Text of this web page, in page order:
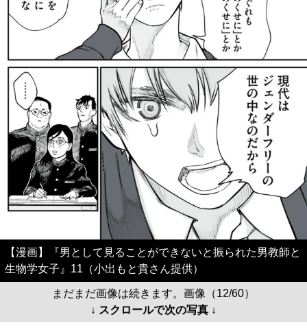
【漫画】『男として見ることができないと振られた男教師と
生物学女子』11（小出もと貴さん提供）
まだまだ画像は続きます。画像（12/60）
↓ スクロールで次の写真 ↓